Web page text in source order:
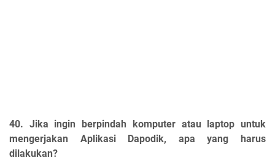
40. Jika ingin berpindah komputer atau laptop untuk
mengerjakan Aplikasi Dapodik, apa yang harus
dilakukan?